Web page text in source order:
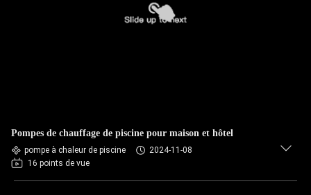
Pompes de chauffage de piscine pour maison et hôtel
pompe à chaleur de piscine
2024-11-08
16 points de vue